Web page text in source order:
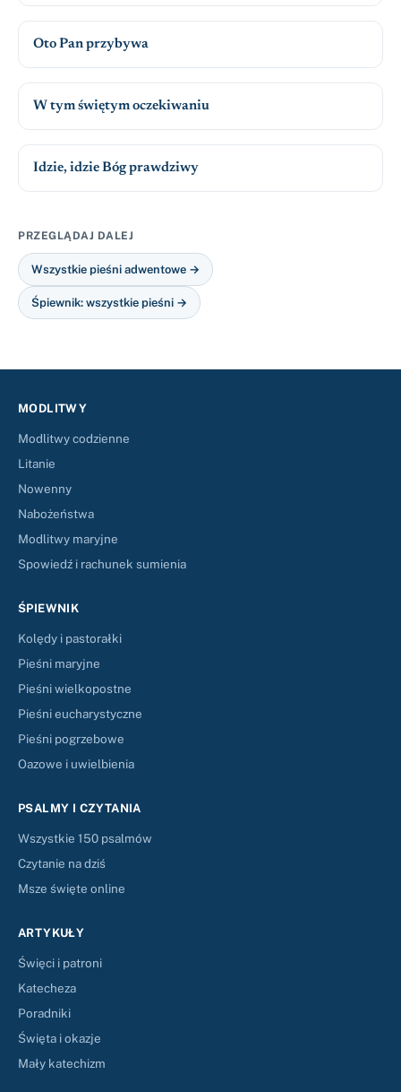
Oto Pan przybywa
W tym świętym oczekiwaniu
Idzie, idzie Bóg prawdziwy
PRZEGLĄDAJ DALEJ
Wszystkie pieśni adwentowe →
Śpiewnik: wszystkie pieśni →
MODLITWY
Modlitwy codzienne
Litanie
Nowenny
Nabożeństwa
Modlitwy maryjne
Spowiedź i rachunek sumienia
ŚPIEWNIK
Kolędy i pastorałki
Pieśni maryjne
Pieśni wielkopostne
Pieśni eucharystyczne
Pieśni pogrzebowe
Oazowe i uwielbienia
PSALMY I CZYTANIA
Wszystkie 150 psalmów
Czytanie na dziś
Msze święte online
ARTYKUŁY
Święci i patroni
Katecheza
Poradniki
Święta i okazje
Mały katechizm